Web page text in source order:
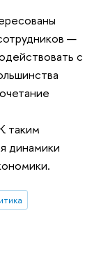
—
с
таким
динамики